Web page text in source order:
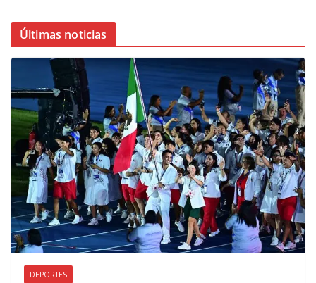
Últimas noticias
DEPORTES